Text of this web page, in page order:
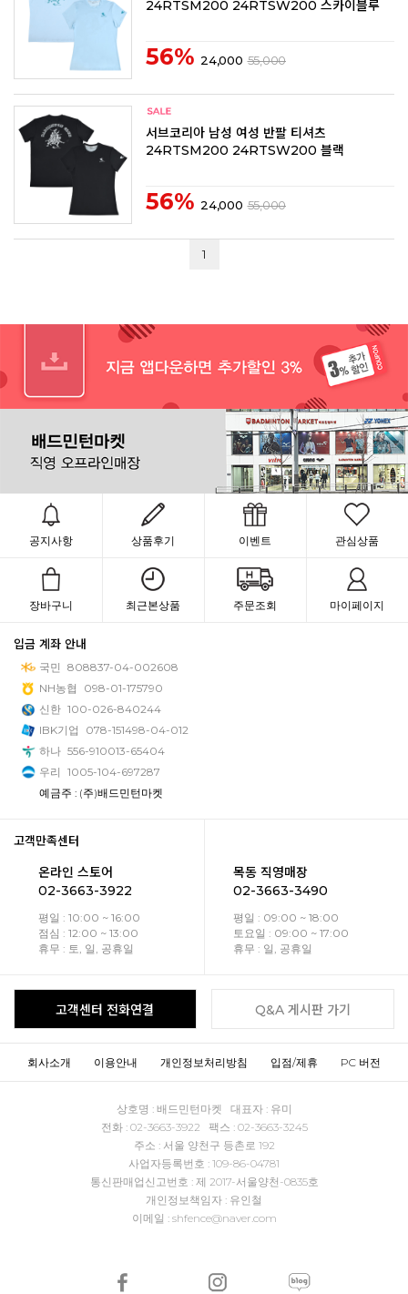
24RTSM200 24RTSW200 스카이블루
56% 24,000 55,000
서브코리아 남성 여성 반팔 티셔츠
24RTSM200 24RTSW200 블랙
56% 24,000 55,000
1
공지사항 상품후기 이벤트 관심상품
장바구니 최근본상품 주문조회 마이페이지
입금 계좌 안내
국민 808837-04-002608
NH농협
098-01-175790
신한 100-026-840244
IBK기업
078-151498-04-012
하나 556-910013-65404
우리 1005-104-697287
예금주 : (주)배드민턴마켓
고객만족센터
온라인 스토어
02-3663-3922
평일 : 10:00 ~ 16:00
점심 : 12:00 ~ 13:00
휴무 : 토, 일, 공휴일
목동 직영매장
02-3663-3490
평일 : 09:00 ~ 18:00
토요일 : 09:00 ~ 17:00
휴무 : 일, 공휴일
고객센터 전화연결 Q&A 게시판 가기
회사소개 이용안내 개인정보처리방침 입점/제휴 PC 버전
상호명 : 배드민턴마켓 대표자 : 유미
전화 : 02-3663-3922 팩스 : 02-3663-3245
주소 : 서울 양천구 등촌로 192
사업자등록번호 : 109-86-04781
통신판매업신고번호 : 제 2017-서울양천-0835호
개인정보책임자 : 유인철
이메일 : shfence@naver.com